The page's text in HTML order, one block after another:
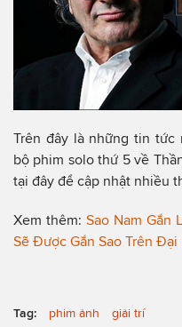
Trên đây là những tin tức
bộ phim solo thứ 5 về
tại đây để cập nhật nhiều
Xem thêm: Sao Nam Gắn
Sẽ Được Gắn Sao Trên
Tag: phim ảnh giải trí